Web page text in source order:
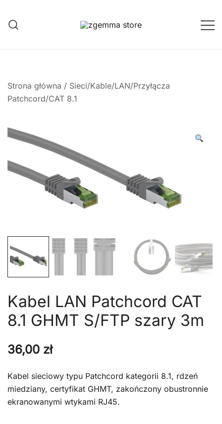
treści
Strona główna / Sieci/Kable/LAN/Przyłącza
Patchcord/CAT 8.1
Kabel LAN Patchcord CAT
8.1 GHMT S/FTP szary 3m
36,00 zł
Kabel sieciowy typu Patchcord kategorii 8.1, rdzeń
miedziany, certyfikat GHMT, zakończony obustronnie
ekranowanymi wtykami RJ45.